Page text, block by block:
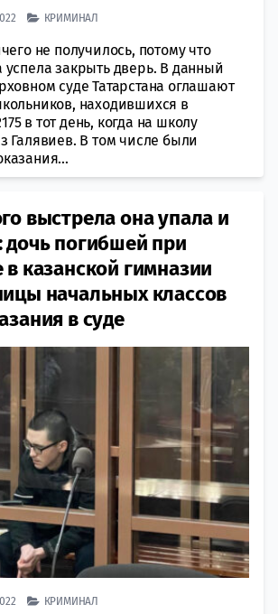
КРИМИНАЛ
не получилось, потому что
успела закрыть дверь. В данный
суде Татарстана оглашают
находившихся в
в тот день, когда на школу
Галявиев. В том числе были
выстрела она упала и
дочь погибшей при
в казанской гимназии
начальных классов
в суде
КРИМИНАЛ